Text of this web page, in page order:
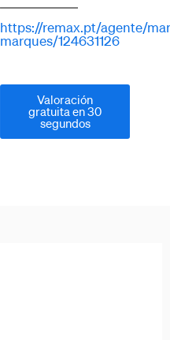
https://remax.pt/agente/
marques/124631126
Valoración
gratuita en 30
segundos